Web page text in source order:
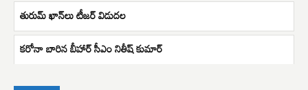
తురుమ్ ఖాన్‌లు టీజర్ విడుదల
కరోనా బారిన బీహార్ సీఎం నితీష్ కుమార్